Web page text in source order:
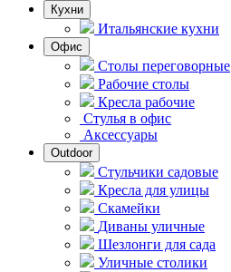
Кухни
Итальянские кухни
Офис
Столы переговорные
Рабочие столы
Кресла рабочие
Стулья в офис
Аксессуары
Outdoor
Стульчики садовые
Кресла для улицы
Скамейки
Диваны уличные
Шезлонги для сада
Уличные столики